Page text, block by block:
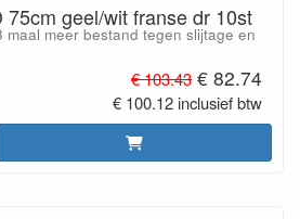
75cm geel/wit franse dr 10st
meer bestand tegen slijtage en
€ 103.43 € 82.74
€ 100.12 inclusief btw